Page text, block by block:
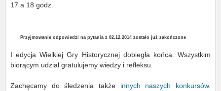
17 a 18 godz.
Przyjmowanie odpowiedzi na pytania z 02.12.2014 zostało już zakończone
I edycja Wielkiej Gry Historycznej dobiegła końca. Wszystkim
biorącym udział gratulujemy wiedzy i refleksu.
Zachęcamy do śledzenia także innych naszych konkursów.